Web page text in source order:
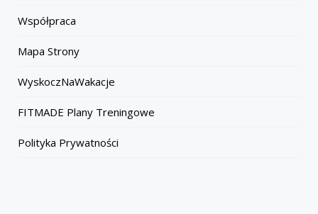
Współpraca
Mapa Strony
WyskoczNaWakacje
FITMADE Plany Treningowe
Polityka Prywatności